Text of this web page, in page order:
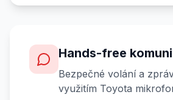
Hands-free
Bezpečné volání a
využitím Toyota